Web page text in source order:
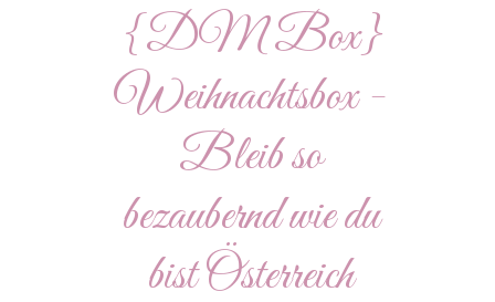
{DM Box}
Weihnachtsbox -
Bleib so
bezaubernd wie du
bist Österreich